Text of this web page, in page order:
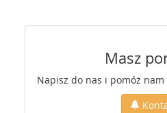
Masz
Napisz do nas i pomóż